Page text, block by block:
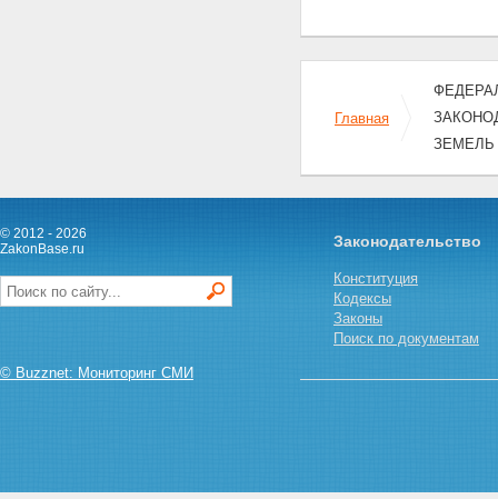
Главная
ЗЕМЕЛЬ
© 2012 - 2026
ZakonBase.ru
© Buzznet: Мониторинг СМИ
Законодательство
Конституция
Кодексы
Законы
Поиск по документам